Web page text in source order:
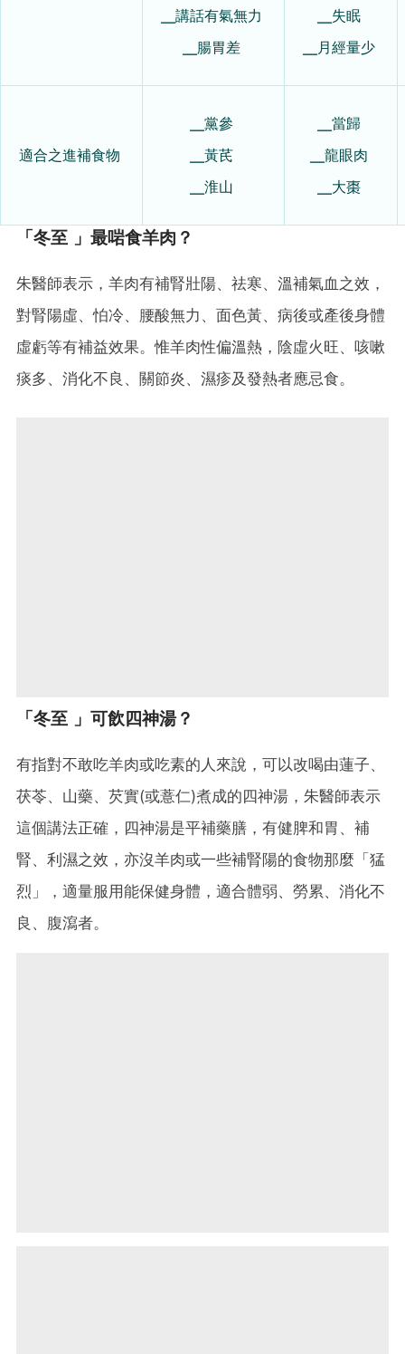
╴講話有氣無力
╴腸胃差
╴失眠
╴月經量少
適合之進補食物
╴黨參
╴黃芪
╴淮山
╴當歸
╴龍眼肉
╴大棗
「冬至 」最啱食羊肉？
朱醫師表示，羊肉有補腎壯陽、祛寒、溫補氣血之效，
對腎陽虛、怕冷、腰酸無力、面色黃、病後或產後身體
虛虧等有補益效果。惟羊肉性偏溫熱，陰虛火旺、咳嗽
痰多、消化不良、關節炎、濕疹及發熱者應忌食。
「冬至 」可飲四神湯？
有指對不敢吃羊肉或吃素的人來說，可以改喝由蓮子、
茯苓、山藥、芡實(或薏仁)煮成的四神湯，朱醫師表示
這個講法正確，四神湯是平補藥膳，有健脾和胃、補
腎、利濕之效，亦沒羊肉或一些補腎陽的食物那麼「猛
烈」，適量服用能保健身體，適合體弱、勞累、消化不
良、腹瀉者。